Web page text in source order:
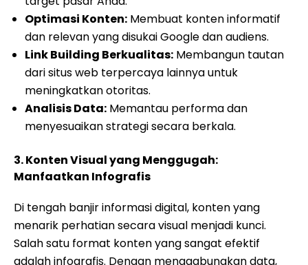
Optimasi Konten: Membuat konten informatif
dan relevan yang disukai Google dan audiens.
Link Building Berkualitas: Membangun tautan
dari situs web terpercaya lainnya untuk
meningkatkan otoritas.
Analisis Data: Memantau performa dan
menyesuaikan strategi secara berkala.
3. Konten Visual yang Menggugah:
Manfaatkan Infografis
Di tengah banjir informasi digital, konten yang
menarik perhatian secara visual menjadi kunci.
Salah satu format konten yang sangat efektif
adalah infografis. Dengan menggabungkan data,